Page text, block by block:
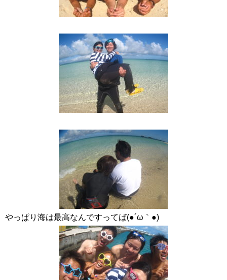
やっぱり海は最高なんですってば(●´ω｀●)